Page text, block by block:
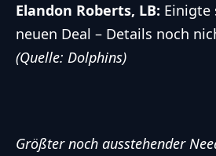
Elandon Roberts, LB: Einigte
neuen Deal – Details noch
(Quelle: Dolphins)
Größter noch ausstehender